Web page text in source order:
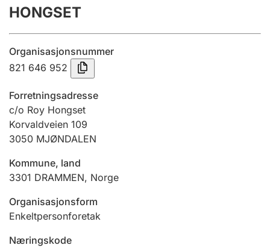
Årsregnskap
Innsending og forsinkelsesgebyr
Tinglysing
Jeger
Betaling og jegeravgiftskort
Ektepaktveileder
HONGSET
Organisasjonsnummer
821 646 952
Forretningsadresse
c/o Roy Hongset
Korvaldveien 109
3050 MJØNDALEN
Kommune, land
3301 DRAMMEN, Norge
Organisasjonsform
Enkeltpersonforetak
Næringskode